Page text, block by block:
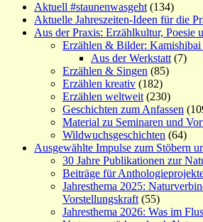
Aktuell #staunenwasgeht (134)
Aktuelle Jahreszeiten-Ideen für die
Aus der Praxis: Erzählkultur, Poesie
Erzählen & Bilder:
Aus der Werkstatt (7)
Erzählen & Singen (85)
Erzählen kreativ (182)
Erzählen weltweit (230)
Geschichten zum Anfassen
Material zu Seminaren und
Wildwuchsgeschichten (64)
Ausgewählte Impulse zum Stöbern
30 Jahre Publikationen zur
Beiträge für
Jahresthema 2025:
Vorstellungskraft (55)
Jahresthema 2026: Was im